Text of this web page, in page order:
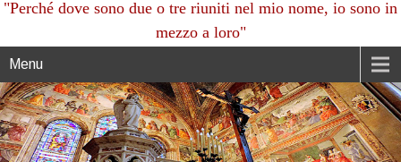
"Perché dove sono due o tre riuniti nel mio nome, io sono in
mezzo a loro"
Menu